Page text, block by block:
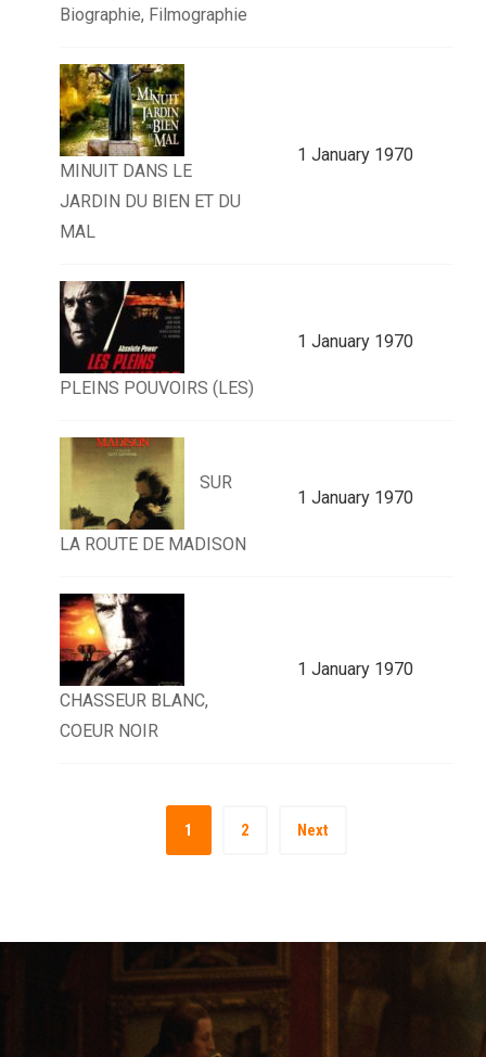
Biographie, Filmographie
MINUIT DANS LE
JARDIN DU BIEN ET DU
MAL
1 January 1970
PLEINS POUVOIRS (LES)
1 January 1970
SUR
LA ROUTE DE MADISON
1 January 1970
CHASSEUR BLANC,
COEUR NOIR
1 January 1970
1 2 Next